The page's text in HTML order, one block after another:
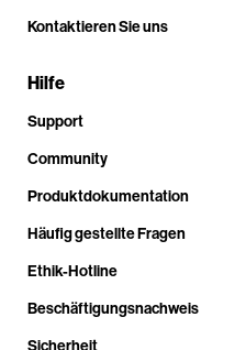
Kontaktieren Sie uns
Hilfe
Support
Community
Produktdokumentation
Häufig gestellte Fragen
Ethik-Hotline
Beschäftigungsnachweis
Sicherheit